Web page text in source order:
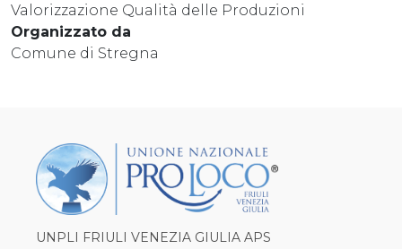
Valorizzazione Qualità delle Produzioni
Organizzato da
Comune di Stregna
UNPLI FRIULI VENEZIA GIULIA APS